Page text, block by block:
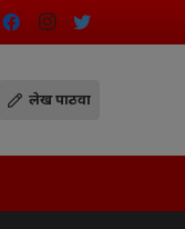
लेख पाठवा